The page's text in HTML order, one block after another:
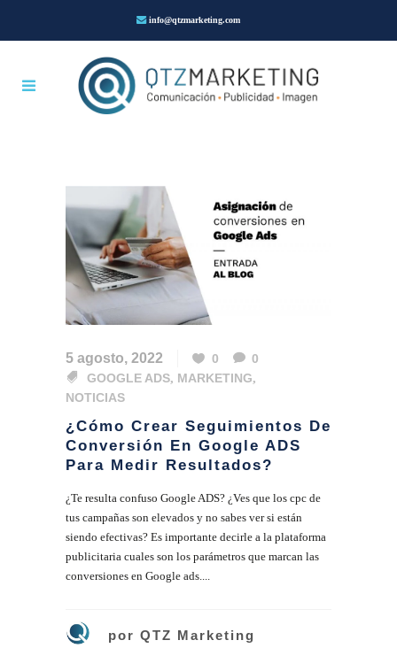
info@qtzmarketing.com
5 agosto, 2022 0
0
GOOGLE ADS, MARKETING,
NOTICIAS
¿Cómo Crear Seguimientos De
Conversión En Google ADS
Para Medir Resultados?
¿Te resulta confuso Google ADS? ¿Ves que los cpc de
tus campañas son elevados y no sabes ver si están
siendo efectivas? Es importante decirle a la plataforma
publicitaria cuales son los parámetros que marcan las
conversiones en Google ads....
por QTZ Marketing